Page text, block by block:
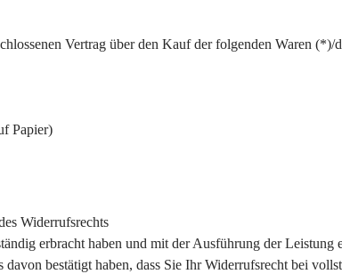
Vertrag über den Kauf der folgenden Waren
Papier)
Widerrufsrechts
erbracht haben und mit der Ausführung der Leistung
bestätigt haben, dass Sie Ihr Widerrufsrecht bei